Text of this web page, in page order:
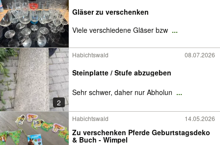
Gläser zu verschenken
Viele verschiedene Gläser bzw ...
2
Habichtswald 08.07.2026
Steinplatte / Stufe abzugeben
Sehr schwer, daher nur Abholun ...
Habichtswald 14.05.2026
Zu verschenken Pferde Geburtstagsdeko
& Buch - Wimpel